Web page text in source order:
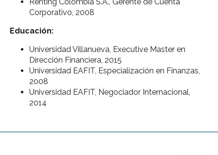
Corporativo, 2008
Educación:
Universidad Villanueva, Executive Master en
Dirección Financiera, 2015
Universidad EAFIT, Especialización en Finanzas,
2008
Universidad EAFIT, Negociador Internacional,
2014